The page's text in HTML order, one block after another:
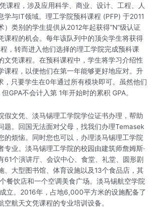
课程，涉及应用科学、商业、设计、工程、人
学与IT领域。理工学院预科课程 (PFP​​) 于2011
）类别的学生提供从2012年起获得“N”级认证
课程的机会。每年该队列中的顶尖学生将获得
程，转而进入他们选择的理工学院完成预科课
文凭课程。在预科课程中，学生将学习介绍性
课程，以便他们在第一年能够更好地应对。升
，只要学生在0年通过所有模块即可。虽然他们
GPA不会计入第 1年开始时的累积 GPA。
假文凭、淡马锡理工学院学位证书办理，帮助
题。回国无法面对父母，找我们办理Temasek
的烦恼。同时您也可以，办理淡马锡理工学院
专业。淡马锡理工学院的校园由建筑师詹姆斯·
61个演讲厅、会议中心、食堂、礼堂、圆形剧
、大型图书馆、体育设施以及13个食品店，其
餐饮店和一个空调美食广场。淡马锡航空学院
立。2016年，占地6,000平方米的设施配备了
空航天文凭课程的专业培训设备。